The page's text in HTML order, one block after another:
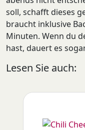
soll, schafft dieses
braucht inklusive
Minuten. Wenn du
hast, dauert es
Lesen Sie auch: